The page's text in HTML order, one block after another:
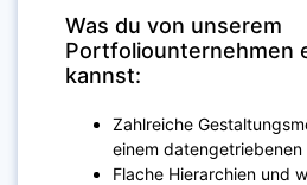
Was du von unserem
Portfoliounternehmen
kannst:
Zahlreiche
einem datengetriebenen
Flache Hierarchien und